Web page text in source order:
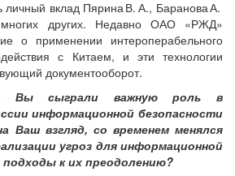
личный вклад Пярина В. А., Баранова А.
других. Недавно ОАО «РЖД»
о применении интероперабельного
с Китаем, и эти технологии
документооборот.
Вы сыграли важную роль в
информационной безопасности
Ваш взгляд, со временем менялся
угроз для информационной
к их преодолению?